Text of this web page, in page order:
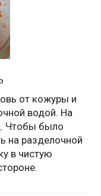
от кожуры и
водой. На
Чтобы было
на разделочной
в чистую